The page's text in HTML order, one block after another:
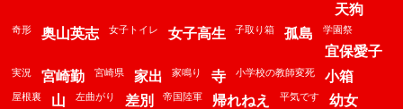
天狗
奇形 奥山英志 女子トイレ 女子高生 子取り箱 孤島 学園祭
宜保愛子
実況 宮崎勤 宮崎県 家出 家鳴り 寺 小学校の教師変死 小箱
屋根裏 山 左曲がり 差別 帝国陸軍 帰れねえ 平気です 幼女